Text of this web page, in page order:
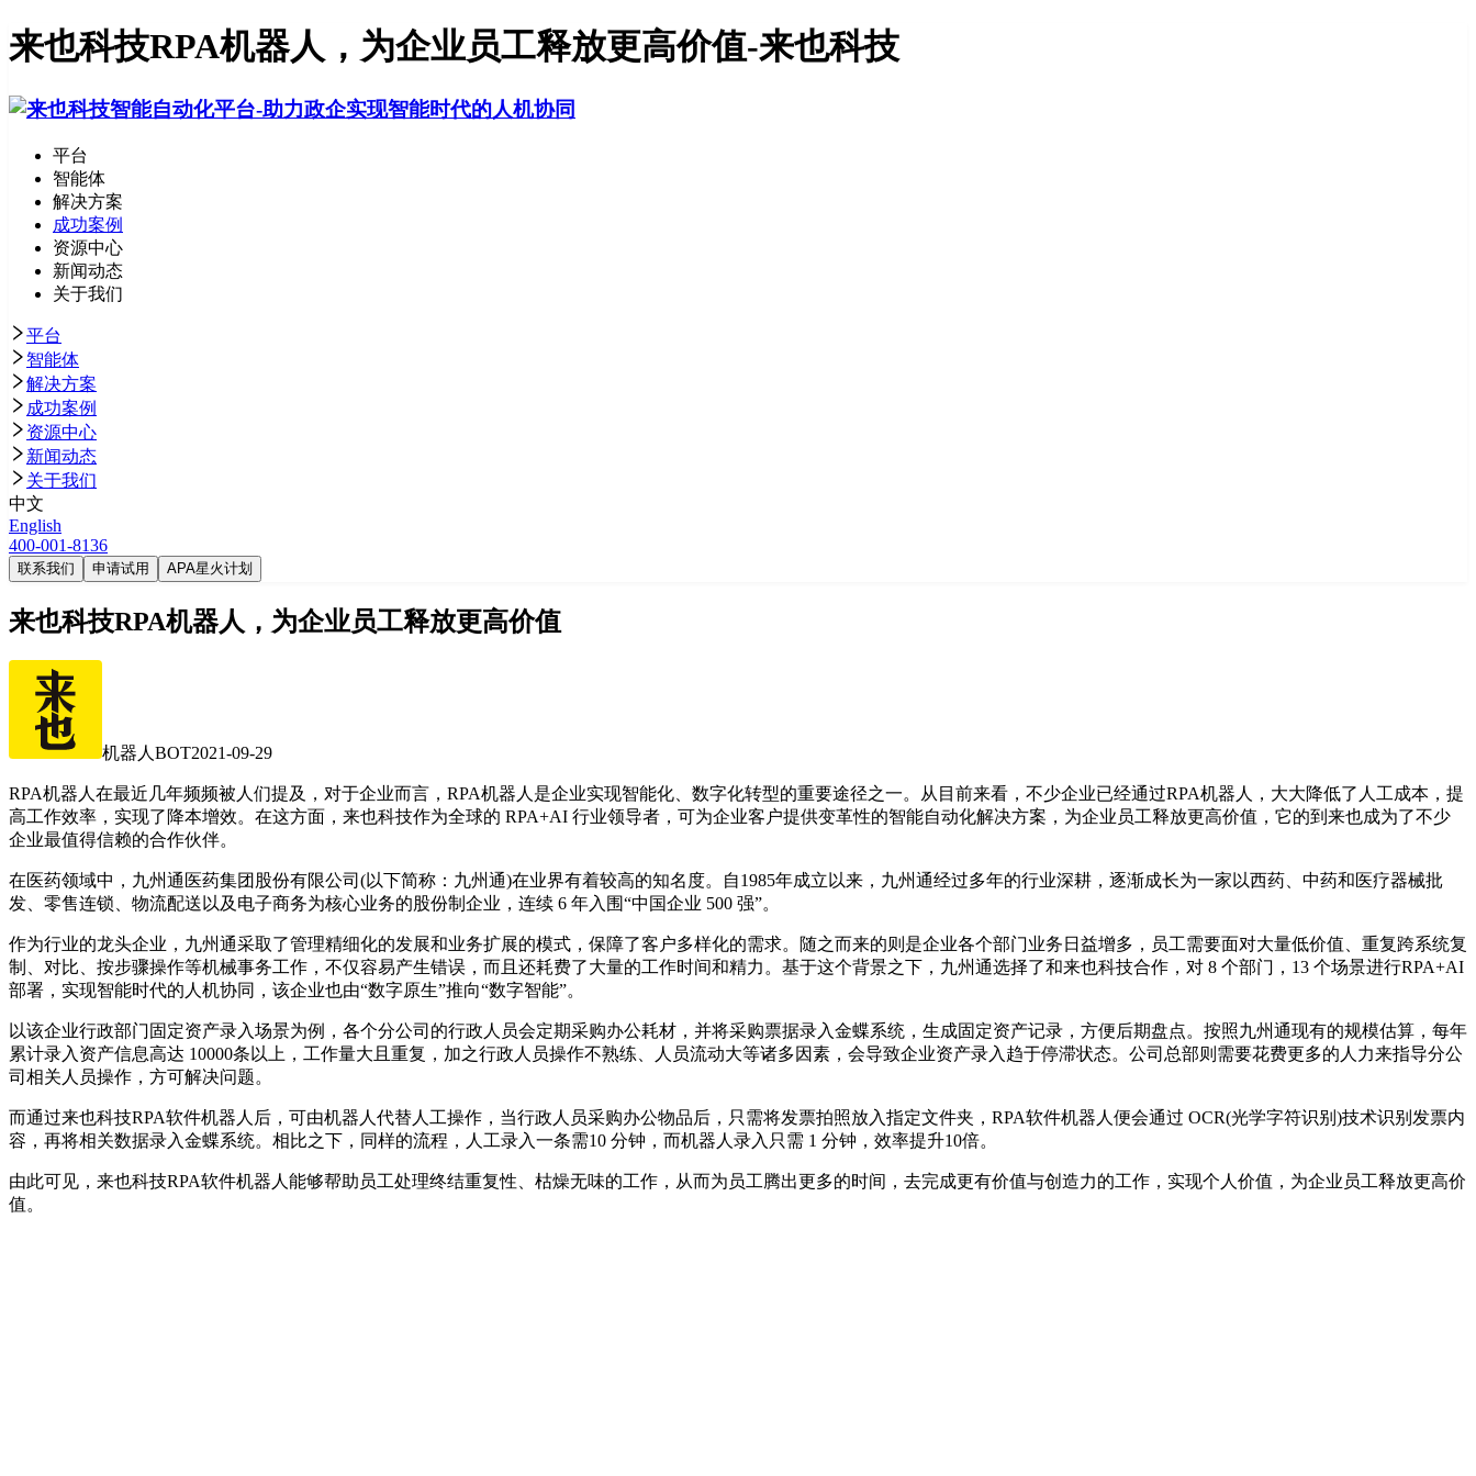
来也科技RPA机器人，为企业员工释放更高价值-来也科技
平台
智能体
解决方案
成功案例
资源中心
新闻动态
关于我们
平台
智能体
解决方案
成功案例
资源中心
新闻动态
关于我们
中文
English
400-001-8136
联系我们 申请试用 APA星火计划
来也科技RPA机器人，为企业员工释放更高价值
机器人BOT2021-09-29
RPA机器人在最近几年频频被人们提及，对于企业而言，RPA机器人是企业实现智能化、数字化转型的重要途径之一。从目前来看，不少企业已经通过RPA机器人，大大降低了人工成本，提
高工作效率，实现了降本增效。在这方面，来也科技作为全球的 RPA+AI 行业领导者，可为企业客户提供变革性的智能自动化解决方案，为企业员工释放更高价值，它的到来也成为了不少
企业最值得信赖的合作伙伴。
在医药领域中，九州通医药集团股份有限公司(以下简称：九州通)在业界有着较高的知名度。自1985年成立以来，九州通经过多年的行业深耕，逐渐成长为一家以西药、中药和医疗器械批
发、零售连锁、物流配送以及电子商务为核心业务的股份制企业，连续 6 年入围“中国企业 500 强”。
作为行业的龙头企业，九州通采取了管理精细化的发展和业务扩展的模式，保障了客户多样化的需求。随之而来的则是企业各个部门业务日益增多，员工需要面对大量低价值、重复跨系统复
制、对比、按步骤操作等机械事务工作，不仅容易产生错误，而且还耗费了大量的工作时间和精力。基于这个背景之下，九州通选择了和来也科技合作，对 8 个部门，13 个场景进行RPA+AI
部署，实现智能时代的人机协同，该企业也由“数字原生”推向“数字智能”。
以该企业行政部门固定资产录入场景为例，各个分公司的行政人员会定期采购办公耗材，并将采购票据录入金蝶系统，生成固定资产记录，方便后期盘点。按照九州通现有的规模估算，每年
累计录入资产信息高达 10000条以上，工作量大且重复，加之行政人员操作不熟练、人员流动大等诸多因素，会导致企业资产录入趋于停滞状态。公司总部则需要花费更多的人力来指导分公
司相关人员操作，方可解决问题。
而通过来也科技RPA软件机器人后，可由机器人代替人工操作，当行政人员采购办公物品后，只需将发票拍照放入指定文件夹，RPA软件机器人便会通过 OCR(光学字符识别)技术识别发票内
容，再将相关数据录入金蝶系统。相比之下，同样的流程，人工录入一条需10 分钟，而机器人录入只需 1 分钟，效率提升10倍。
由此可见，来也科技RPA软件机器人能够帮助员工处理终结重复性、枯燥无味的工作，从而为员工腾出更多的时间，去完成更有价值与创造力的工作，实现个人价值，为企业员工释放更高价
值。